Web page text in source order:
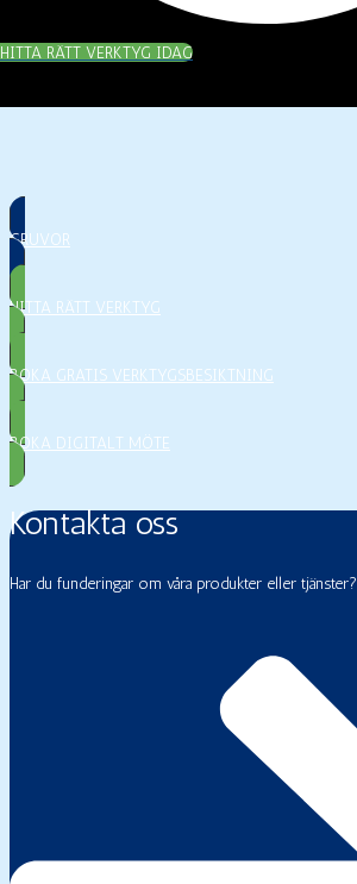
HITTA RÄTT VERKTYG IDAG
GRUVOR
HITTA RÄTT VERKTYG
BOKA GRATIS VERKTYGSBESIKTNING
BOKA DIGITALT MÖTE
Kontakta oss
Har du funderingar om våra produkter eller tjänster?